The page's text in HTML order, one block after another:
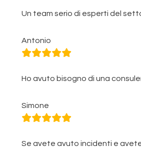
Un team serio di esperti del
Antonio
Ho avuto bisogno di una
Simone
Se avete avuto incidenti e